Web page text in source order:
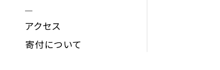
アクセス
寄付について